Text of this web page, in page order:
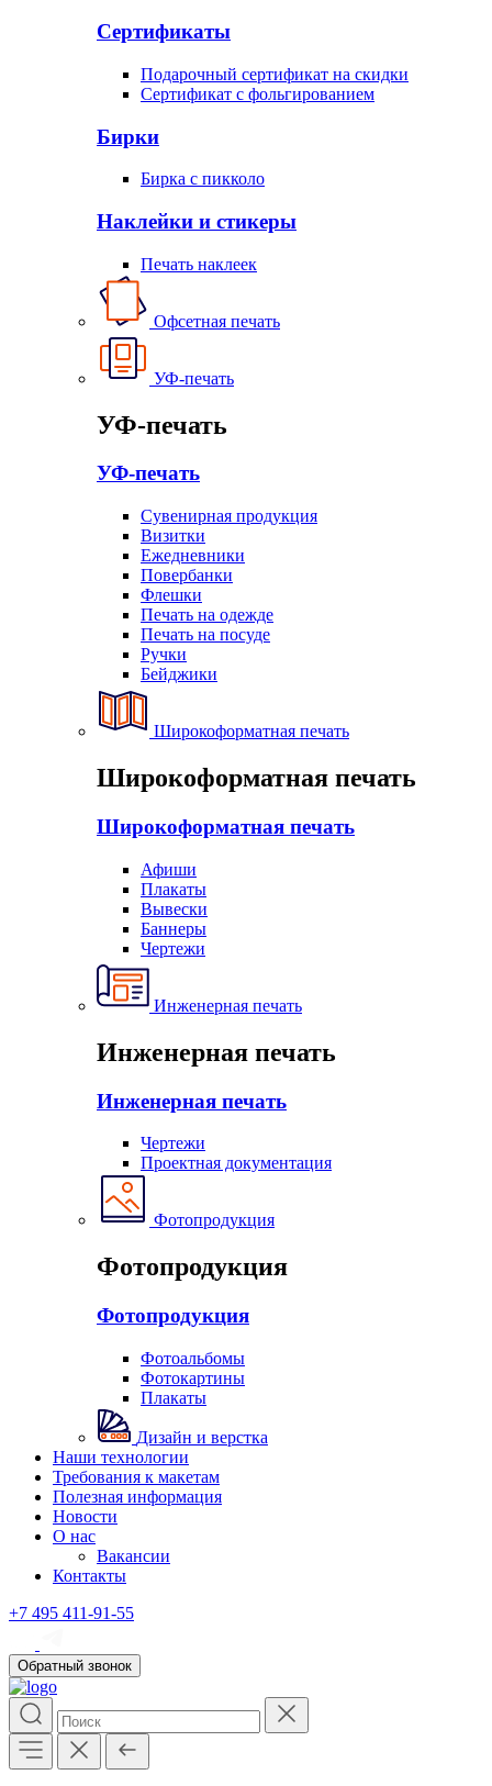
Сертификаты
Подарочный сертификат на скидки
Сертификат с фольгированием
Бирки
Бирка с пикколо
Наклейки и стикеры
Печать наклеек
Офсетная печать
УФ-печать
УФ-печать
УФ-печать
Сувенирная продукция
Визитки
Ежедневники
Повербанки
Флешки
Печать на одежде
Печать на посуде
Ручки
Бейджики
Широкоформатная печать
Широкоформатная печать
Широкоформатная печать
Афиши
Плакаты
Вывески
Баннеры
Чертежи
Инженерная печать
Инженерная печать
Инженерная печать
Чертежи
Проектная документация
Фотопродукция
Фотопродукция
Фотопродукция
Фотоальбомы
Фотокартины
Плакаты
Дизайн и верстка
Наши технологии
Требования к макетам
Полезная информация
Новости
О нас
Вакансии
Контакты
+7 495 411-91-55
Обратный звонок